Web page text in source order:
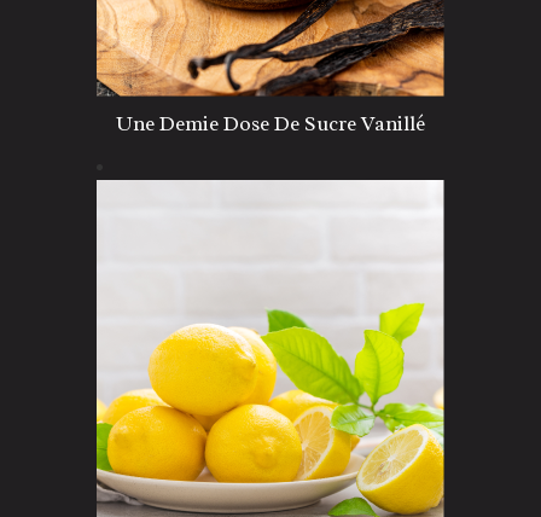
Une Demie Dose De Sucre Vanillé